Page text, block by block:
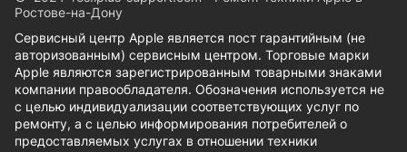
Ростове-на-Дону
Сервисный центр Apple является пост гарантийным (не
авторизованным) сервисным центром. Торговые марки
Apple являются зарегистрированным товарными знаками
компании правообладателя. Обозначения используется не
с целью индивидуализации соответствующих услуг по
ремонту, а с целью информирования потребителей о
предоставляемых услугах в отношении техники